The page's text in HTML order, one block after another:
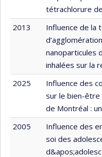
tétrachlorure
2013
Influence de la
nanoparticules
inhalées sur la
2025
Influence des
sur le bien-être
de Montréal :
2005
Influence des
soi des